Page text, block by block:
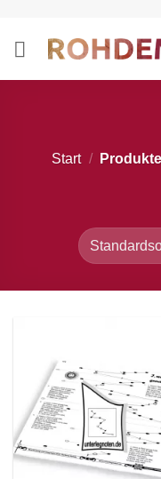
springen
Start /